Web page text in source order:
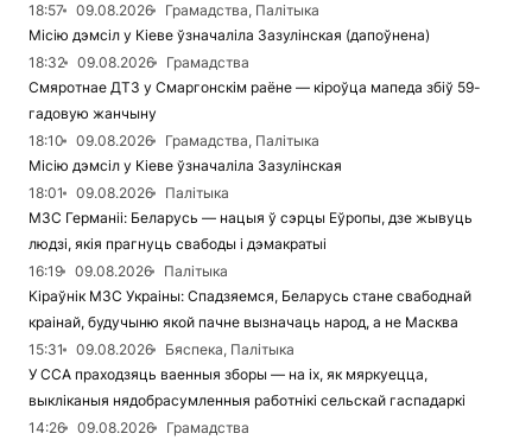
18:57
09.08.2026
Грамадства, Палітыка
Місію дэмсіл у Кіеве ўзначаліла Зазулінская (дапоўнена)
18:32
09.08.2026
Грамадства
Смяротнае ДТЗ у Смаргонскім раёне — кіроўца мапеда збіў 59-
гадовую жанчыну
18:10
09.08.2026
Грамадства, Палітыка
Місію дэмсіл у Кіеве ўзначаліла Зазулінская
18:01
09.08.2026
Палітыка
МЗС Германіі: Беларусь — нацыя ў сэрцы Еўропы, дзе жывуць
людзі, якія прагнуць свабоды і дэмакратыі
16:19
09.08.2026
Палітыка
Кіраўнік МЗС Украіны: Спадзяемся, Беларусь стане свабоднай
краінай, будучыню якой пачне вызначаць народ, а не Масква
15:31
09.08.2026
Бяспека, Палітыка
У ССА праходзяць ваенныя зборы — на іх, як мяркуецца,
выкліканыя нядобрасумленныя работнікі сельскай гаспадаркі
14:26
09.08.2026
Грамадства